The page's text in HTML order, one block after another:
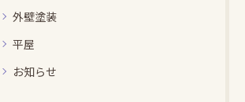
外壁塗装
平屋
お知らせ